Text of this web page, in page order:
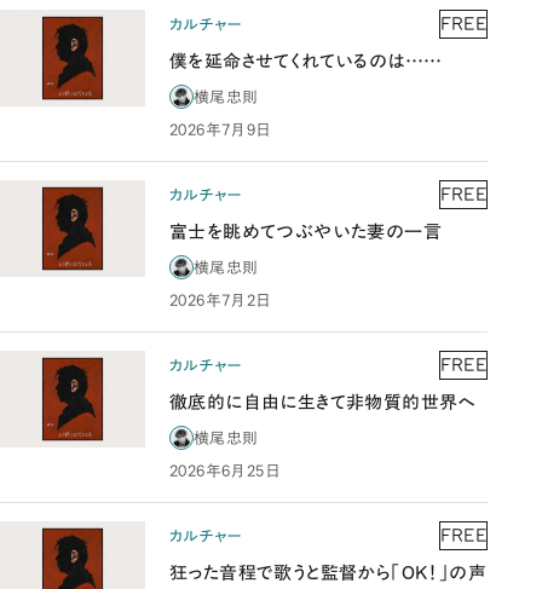
カルチャー FREE
僕を延命させてくれているのは……
横尾忠則
2026年7月9日
カルチャー FREE
富士を眺めてつぶやいた妻の一言
横尾忠則
2026年7月2日
カルチャー FREE
徹底的に自由に生きて非物質的世界へ
横尾忠則
2026年6月25日
カルチャー FREE
狂った音程で歌うと監督から「OK！」の声